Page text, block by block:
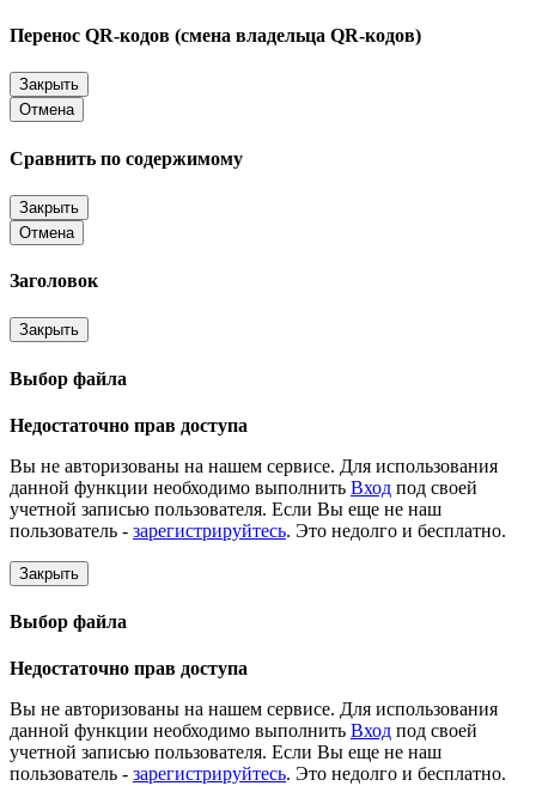
Перенос QR-кодов (смена владельца QR-кодов)
Закрыть
Отмена
Сравнить по содержимому
Закрыть
Отмена
Заголовок
Закрыть
Выбор файла
Недостаточно прав доступа
Вы не авторизованы на нашем сервисе. Для использования
данной функции необходимо выполнить Вход под своей
учетной записью пользователя. Если Вы еще не наш
пользователь - зарегистрируйтесь. Это недолго и бесплатно.
Закрыть
Выбор файла
Недостаточно прав доступа
Вы не авторизованы на нашем сервисе. Для использования
данной функции необходимо выполнить Вход под своей
учетной записью пользователя. Если Вы еще не наш
пользователь - зарегистрируйтесь. Это недолго и бесплатно.